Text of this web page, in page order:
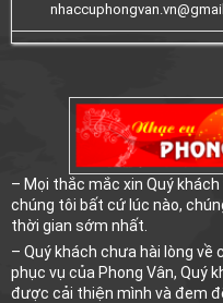
– Mọi thắc mắc xin Quý
chúng tôi bất cứ lúc nào,
thời gian sớm nhất.
– Quý khách chưa hài lòng
phục vụ của Phong Vân, Quý
được cải thiện mình và đem